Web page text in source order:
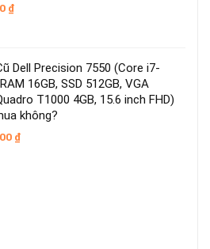
₫
Dell Precision 7550 (Core i7-
16GB, SSD 512GB, VGA
T1000 4GB, 15.6 inch FHD)
không?
₫